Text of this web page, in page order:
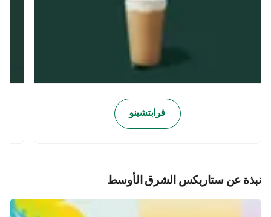
فرابتشينو
نبذة عن ستاربكس الشرق الأوسط